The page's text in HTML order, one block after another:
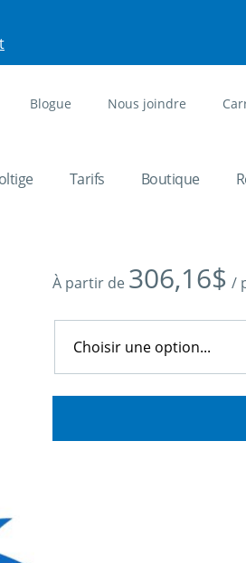
Blogue Nous joindre
Tarifs Boutique
Forfait 8 sauts Nationaux
À partir de 306,16$ /